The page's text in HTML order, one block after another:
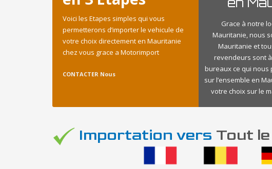
Voici les Etapes simples qui vous
permetterons d’importer le vehicule de
votre choix directement en Mauritanie
chez vous grace a Motorimport
CONTACTER Nous
Grace à notre
Mauritanie, nous
Mauritanie et
revendeurs sont
bureaux ce qui nous
sur l’ensemble en
votre choix sur le
Importation vers Tout